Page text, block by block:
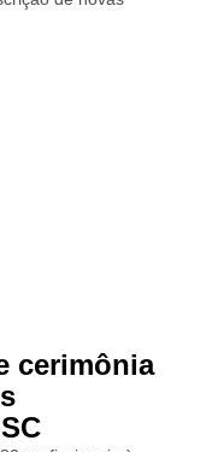
cerimônia